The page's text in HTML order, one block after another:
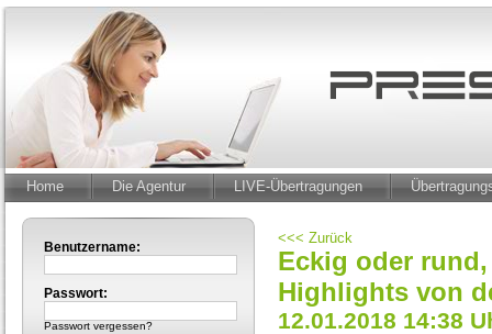
Home Die Agentur LIVE-Übertragungen
Benutzername:
Passwort:
Passwort vergessen?
<<< Zurück
Eckig oder
Highlights von
12.01.2018 14:38